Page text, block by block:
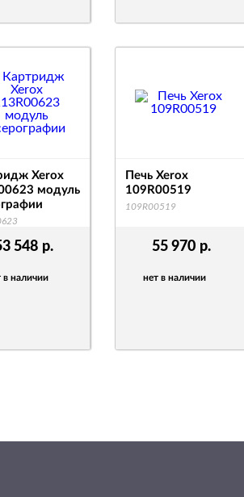
548 р.
в наличии
Xerox
модуль
55 970 р.
нет в наличии
Печь Xerox
109R00519
109R00519